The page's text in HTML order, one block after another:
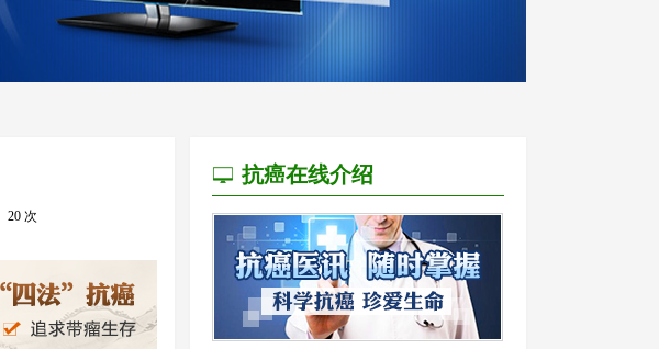
20 次
抗癌在线介绍